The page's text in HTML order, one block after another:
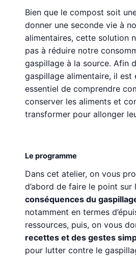
Bien que le compost soit
donner une seconde vie à
alimentaires, cette solution
pas à réduire notre
gaspillage à la source. Afin
gaspillage alimentaire, il est
essentiel de comprendre
conserver les aliments et
transformer pour allonger
Le programme
Dans cet atelier, on vous
d’abord de faire le point sur
conséquences du
notamment en termes
ressources, puis, on vous
recettes et des gestes
pour lutter contre le